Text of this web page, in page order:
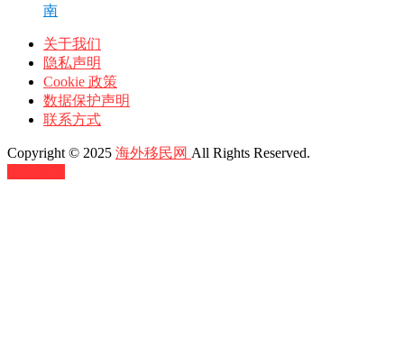
南
关于我们
隐私声明
Cookie 政策
数据保护声明
联系方式
Copyright © 2025 海外移民网 All Rights Reserved.